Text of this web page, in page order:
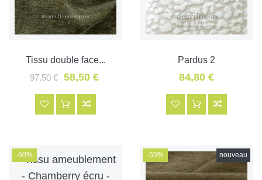
Tissu double face...
97,50 €
58,50 €
Pardus 2
84,80 €
-60% nouveau
-55%